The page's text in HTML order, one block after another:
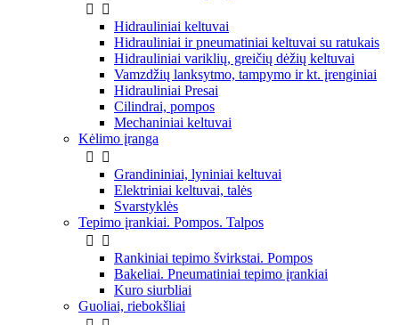


Hidrauliniai keltuvai
Hidrauliniai ir pneumatiniai keltuvai su ratukais
Hidrauliniai variklių, greičių dėžių keltuvai
Vamzdžių lanksytmo, tampymo ir kt. įrenginiai
Hidrauliniai Presai
Cilindrai, pompos
Mechaniniai keltuvai
Kėlimo įranga


Grandininiai, lyniniai keltuvai
Elektriniai keltuvai, talės
Svarstyklės
Tepimo įrankiai. Pompos. Talpos


Rankiniai tepimo švirkstai. Pompos
Bakeliai. Pneumatiniai tepimo įrankiai
Kuro siurbliai
Guoliai, riebokšliai